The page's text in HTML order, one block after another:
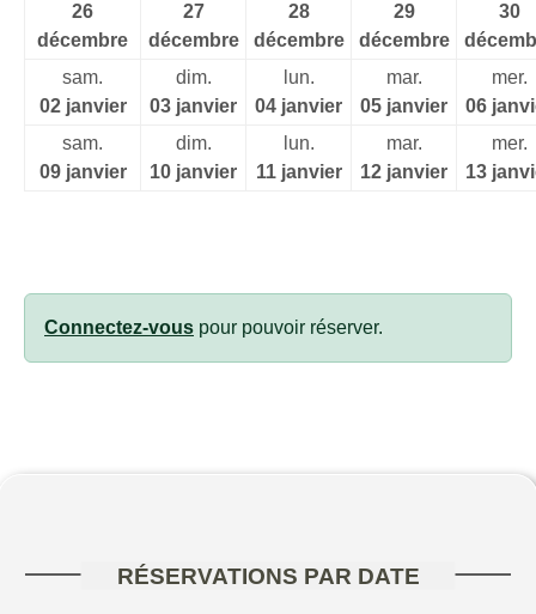
26
décembre
27
décembre
28
décembre
29
décembre
30
sam.
02 janvier
dim.
03 janvier
lun.
04 janvier
mar.
05 janvier
mer.
06
sam.
09 janvier
dim.
10 janvier
lun.
11 janvier
mar.
12 janvier
mer.
13
Connectez-vous pour pouvoir réserver.
RÉSERVATIONS PAR DATE